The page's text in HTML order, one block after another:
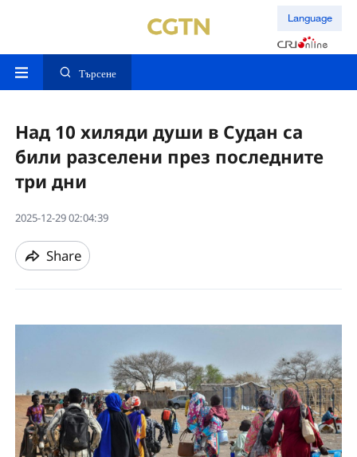
Language
Търсене
Над 10 хиляди души в Судан са
били разселени през последните
три дни
2025-12-29 02:04:39
Share